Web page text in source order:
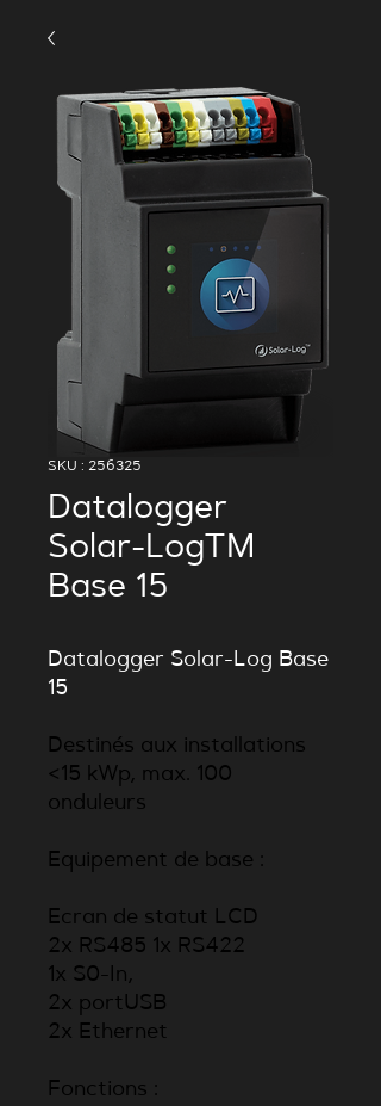
SKU : 256325
Datalogger
Solar-LogTM
Base 15
Datalogger Solar-Log Base
15
Destinés aux installations
<15 kWp, max. 100
onduleurs
Equipement de base :
Ecran de statut LCD
2x RS485 1x RS422
1x S0-In,
2x portUSB
2x Ethernet
Fonctions :